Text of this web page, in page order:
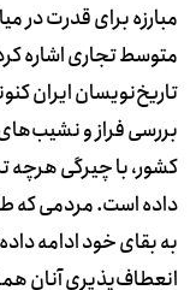
مبارزه برای قدرت در
متوسط تجاری اشاره
تاریخ‌نویسان ایران
بررسی فراز و
کشور، با چیرگی هرچه
داده است. مردمی که
به بقای خود ادامه
انعطاف‌پذیری آنان